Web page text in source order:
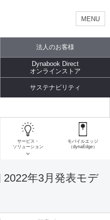
MENU
法人のお客様
Dynabook Direct
オンラインストア
サステナビリティ
サービス・
ソリューション
モバイルエッジ
（dynaEdge）
2022年3月発表モデ